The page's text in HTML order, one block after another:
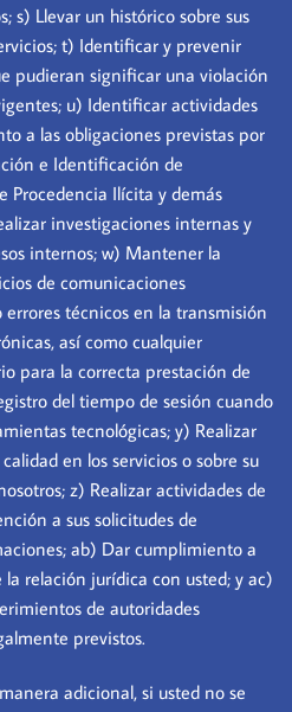
s) Llevar un histórico sobre sus
t) Identificar y prevenir
pudieran significar una violación
u) Identificar actividades
a las obligaciones previstas por
e Identificación de
Procedencia Ilícita y demás
investigaciones internas y
internos; w) Mantener la
de comunicaciones
técnicos en la transmisión
así como cualquier
para la correcta prestación de
del tiempo de sesión cuando
tecnológicas; y) Realizar
en los servicios o sobre su
z) Realizar actividades de
a sus solicitudes de
ab) Dar cumplimiento a
la relación jurídica con usted; y ac)
de autoridades
previstos.
adicional, si usted no se